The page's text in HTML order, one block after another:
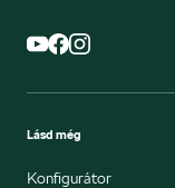
Lásd még
Konfigurátor